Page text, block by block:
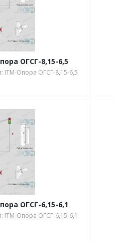
ОГСГ-8,15-6,5
ITM-Опора ОГСГ-8,15-6,5
ОГСГ-6,15-6,1
ITM-Опора ОГСГ-6,15-6,1